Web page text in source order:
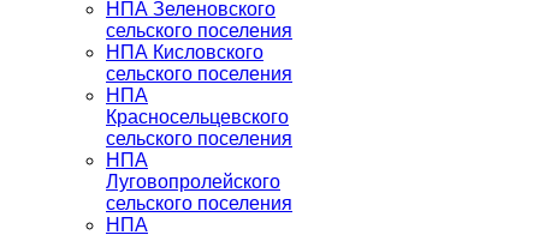
НПА Зеленовского
сельского поселения
НПА Кисловского
сельского поселения
НПА
Красносельцевского
сельского поселения
НПА
Луговопролейского
сельского поселения
НПА